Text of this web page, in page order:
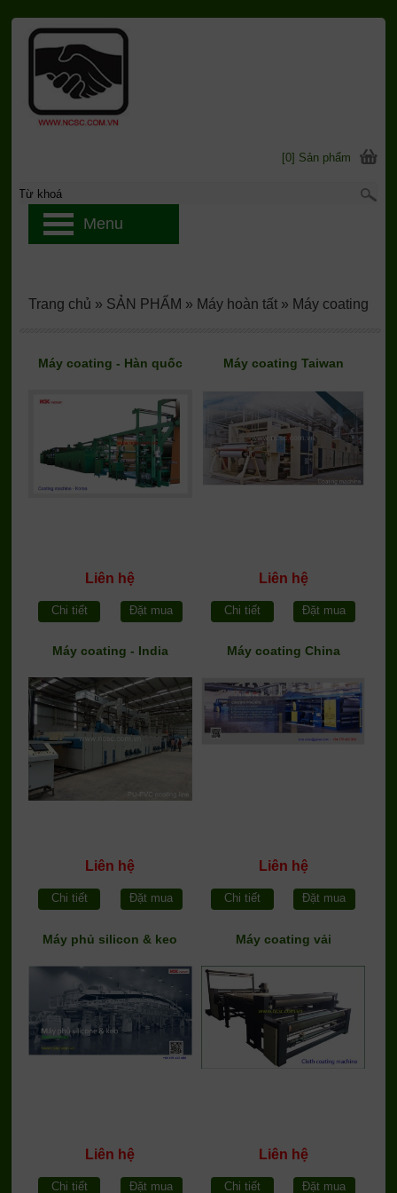
Máy coating - Hàn quốc
Liên hệ
Chi tiết Đặt mua
Máy coating Taiwan
Liên hệ
Chi tiết Đặt mua
Máy coating - India
Liên hệ
Chi tiết Đặt mua
Máy coating China
Liên hệ
Chi tiết Đặt mua
Máy phủ silicon & keo
Liên hệ
Chi tiết Đặt mua
Máy coating vải
Liên hệ
Chi tiết Đặt mua
Trang chủ » SẢN PHẨM » Máy hoàn tất » Máy coating
[0] Sản phẩm
Menu